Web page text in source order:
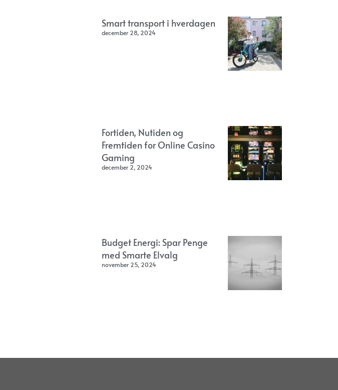
Smart transport i hverdagen
december 28, 2024
Fortiden, Nutiden og
Fremtiden for Online Casino
Gaming
december 2, 2024
Budget Energi: Spar Penge
med Smarte Elvalg
november 25, 2024